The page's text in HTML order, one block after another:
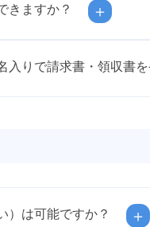
きますか？ ＋
入りで請求書・領収書
）は可能ですか？ ＋